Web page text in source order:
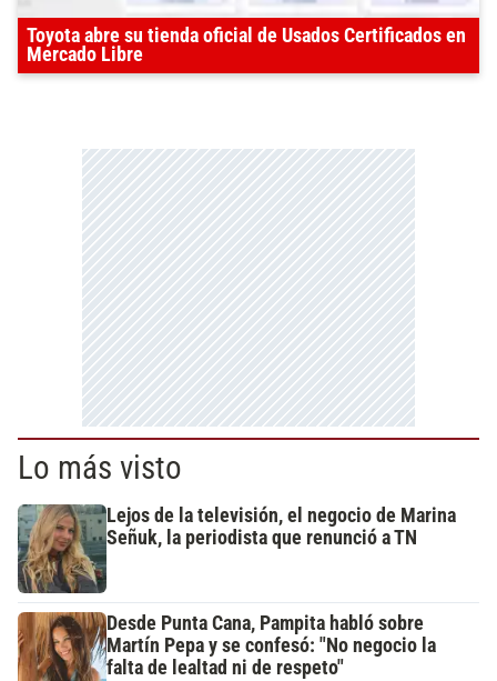
Toyota abre su tienda oficial de Usados Certificados en
Mercado Libre
Lo más visto
Lejos de la televisión, el negocio de Marina
Señuk, la periodista que renunció a TN
Desde Punta Cana, Pampita habló sobre
Martín Pepa y se confesó: "No negocio la
falta de lealtad ni de respeto"